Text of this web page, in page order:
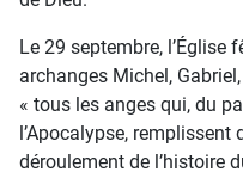
Le 29 septembre,
archanges Michel,
« tous les anges qui, du
l’Apocalypse,
déroulement de l’histoire